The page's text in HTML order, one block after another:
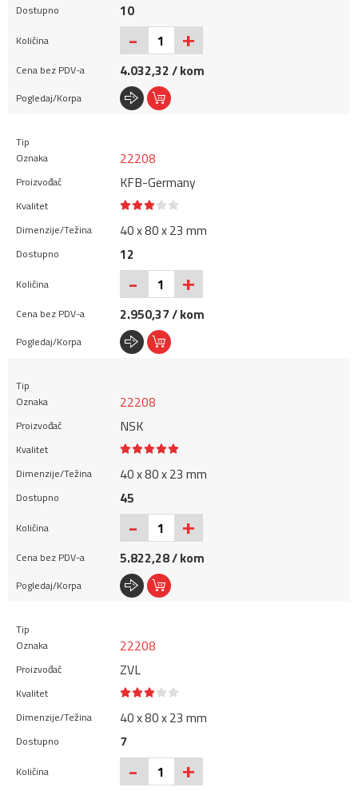
10
- +
4.032,32 / kom
22208
KFB-Germany
40 x 80 x 23 mm
12
- +
2.950,37 / kom
22208
NSK
40 x 80 x 23 mm
45
- +
5.822,28 / kom
22208
ZVL
40 x 80 x 23 mm
7
- +